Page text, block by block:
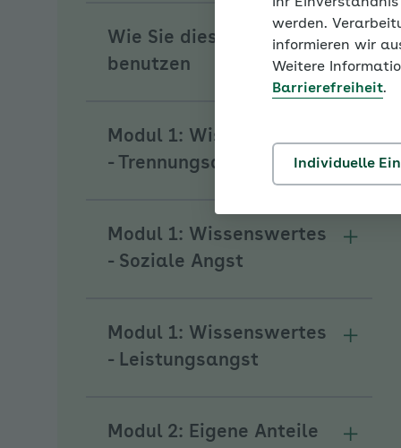
Wie Sie diesen Coach
benutzen
Modul 1: Wissenswertes
- Trennungsangst
Modul 1: Wissenswertes
- Soziale Angst
Modul 1: Wissenswertes
- Leistungsangst
Modul 2: Eigene Anteile
werden.
informieren wir
Weitere
Barrierefreiheit.
Individuelle